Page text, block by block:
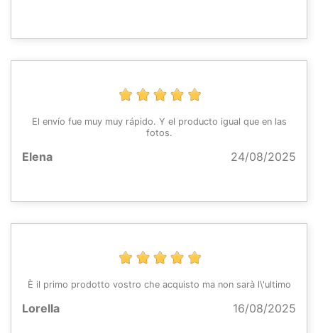
El envío fue muy muy rápido. Y el producto igual que en las
fotos.
Elena 24/08/2025
È il primo prodotto vostro che acquisto ma non sarà l\'ultimo
Lorella 16/08/2025